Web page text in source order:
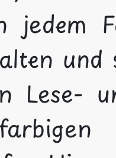
jedem
Lese-